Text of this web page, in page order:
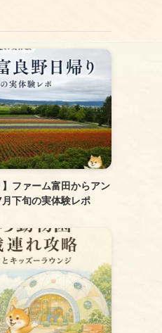
】ファーム富田からアン
下旬の実体験レポ